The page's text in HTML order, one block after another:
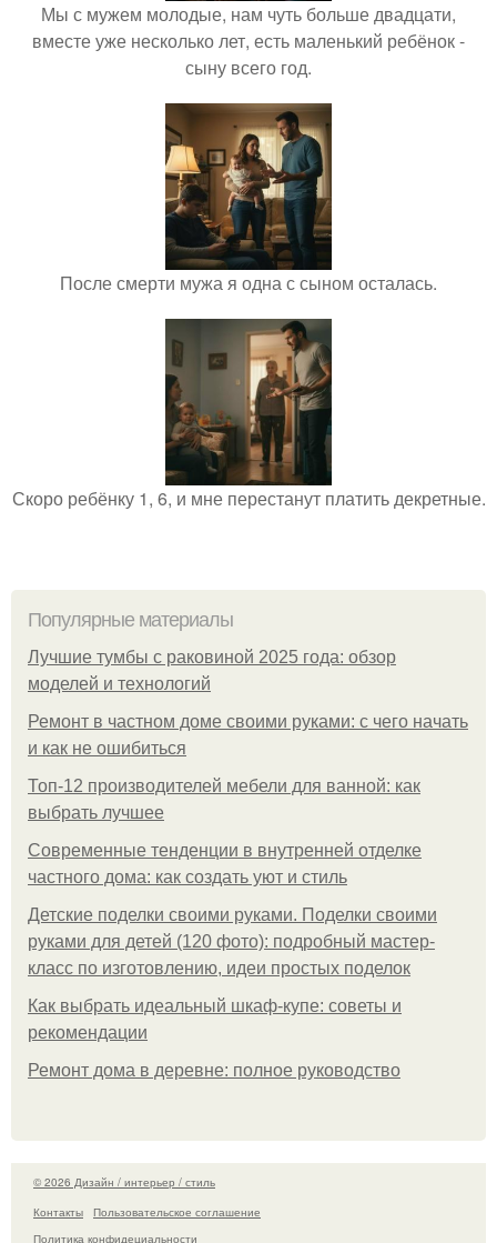
Мы с мужем молодые, нам чуть больше двадцати,
вместе уже несколько лет, есть маленький ребёнок -
сыну всего год.
После смерти мужа я одна с сыном осталась.
Скоро ребёнку 1, 6, и мне перестанут платить декретные.
Популярные материалы
Лучшие тумбы с раковиной 2025 года: обзор
моделей и технологий
Ремонт в частном доме своими руками: с чего начать
и как не ошибиться
Топ-12 производителей мебели для ванной: как
выбрать лучшее
Современные тенденции в внутренней отделке
частного дома: как создать уют и стиль
Детские поделки своими руками. Поделки своими
руками для детей (120 фото): подробный мастер-
класс по изготовлению, идеи простых поделок
Как выбрать идеальный шкаф-купе: советы и
рекомендации
Ремонт дома в деревне: полное руководство
© 2026 Дизайн / интерьер / стиль
Контакты
Пользовательское соглашение
Политика конфидециальности